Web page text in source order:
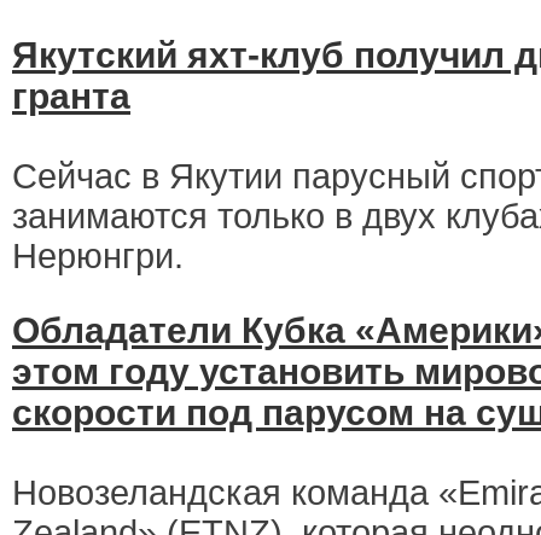
Якутский яхт-клуб получил
гранта
Сейчас в Якутии парусный
занимаются только в двух
Нерюнгри.
Обладатели Кубка
этом году установить
скорости под парусом на
Новозеландская команда